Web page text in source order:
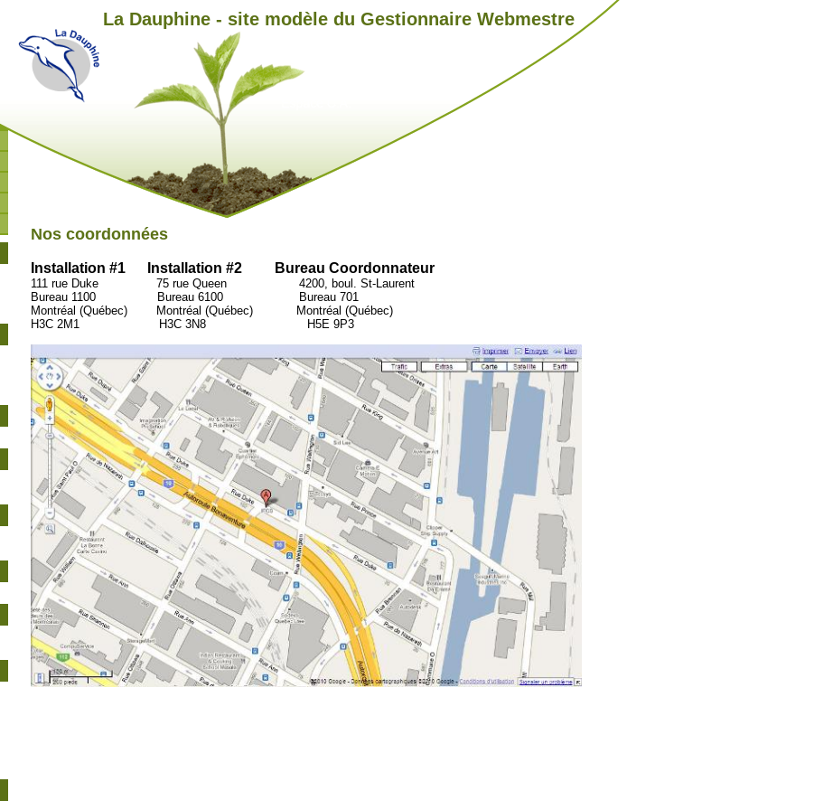
La Dauphine - site modèle du Gestionnaire Webmestre
Nos coordonnées
Installation #1 Installation #2 Bureau Coordonnateur
111 rue Duke 75 rue Queen 4200, boul. St-Laurent
Bureau 1100 Bureau 6100 Bureau 701
Montréal (Québec) Montréal (Québec) Montréal (Québec)
H3C 2M1 H3C 3N8 H5E 9P3